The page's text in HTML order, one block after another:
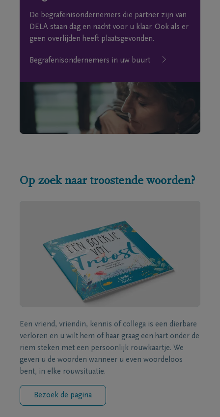
De begrafenisondernemers die partner zijn van
DELA staan dag en nacht voor u klaar. Ook als er
geen overlijden heeft plaatsgevonden.
Begrafenisondernemers in uw buurt
Op zoek naar troostende woorden?
Een vriend, vriendin, kennis of collega is een dierbare
verloren en u wilt hem of haar graag een hart onder de
riem steken met een persoonlijk rouwkaartje. We
geven u de woorden wanneer u even woordeloos
bent, in elke rouwsituatie.
Bezoek de pagina